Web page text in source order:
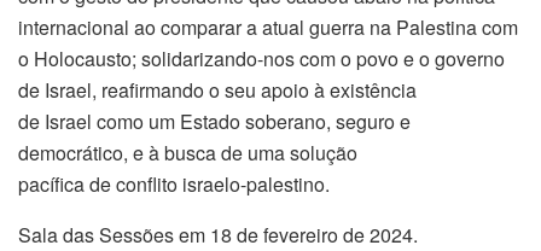
internacional ao comparar a atual guerra na Palestina com
o Holocausto; solidarizando-nos com o povo e o governo
de Israel, reafirmando o seu apoio à existência
de Israel como um Estado soberano, seguro e
democrático, e à busca de uma solução
pacífica de conflito israelo-palestino.
Sala das Sessões em 18 de fevereiro de 2024.